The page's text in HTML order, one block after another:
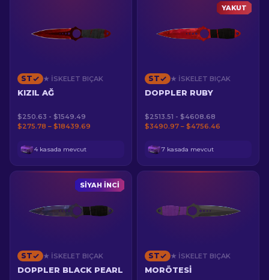
ST ★ İSKELET BIÇAK
KIZIL AĞ
$250.63 - $1549.49
$275.78 – $18439.69
4 kasada mevcut
YAKUT
ST ★ İSKELET BIÇAK
DOPPLER RUBY
$2513.51 - $4608.68
$3490.97 – $4756.46
7 kasada mevcut
SIYAH İNCI
ST ★ İSKELET BIÇAK
DOPPLER BLACK PEARL
ST ★ İSKELET BIÇAK
MORÖTESI